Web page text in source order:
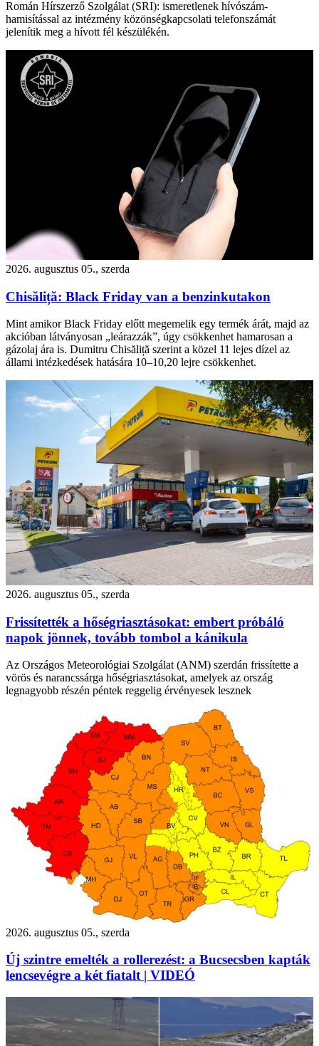
Román Hírszerző Szolgálat (SRI): ismeretlenek hívószám-
hamisítással az intézmény közönségkapcsolati telefonszámát
jelenítik meg a hívott fél készülékén.
2026. augusztus 05., szerda
Chisăliță: Black Friday van a benzinkutakon
Mint amikor Black Friday előtt megemelik egy termék árát, majd az
akcióban látványosan „leárazzák”, úgy csökkenhet hamarosan a
gázolaj ára is. Dumitru Chisăliță szerint a közel 11 lejes dízel az
állami intézkedések hatására 10–10,20 lejre csökkenhet.
2026. augusztus 05., szerda
Frissítették a hőségriasztásokat: embert próbáló
napok jönnek, tovább tombol a kánikula
Az Országos Meteorológiai Szolgálat (ANM) szerdán frissítette a
vörös és narancssárga hőségriasztásokat, amelyek az ország
legnagyobb részén péntek reggelig érvényesek lesznek
2026. augusztus 05., szerda
Új szintre emelték a rollerezést: a Bucsecsben kapták
lencsevégre a két fiatalt | VIDEÓ